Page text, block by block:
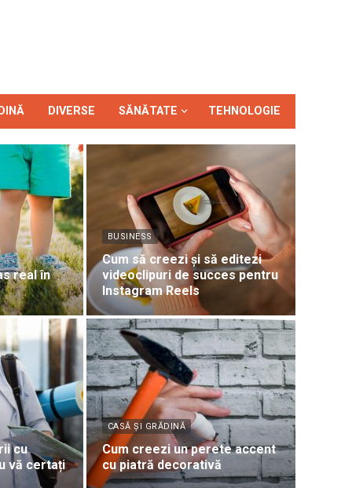
DIVERSE SĂNĂTATE TEHNOLOGIE
real în
BUSINESS
Cum să creezi și să editezi
videoclipuri de succes pentru
Instagram Reels
cu
vă certați
CASĂ ȘI GRĂDINĂ
Cum creezi un perete accent
cu piatră decorativă